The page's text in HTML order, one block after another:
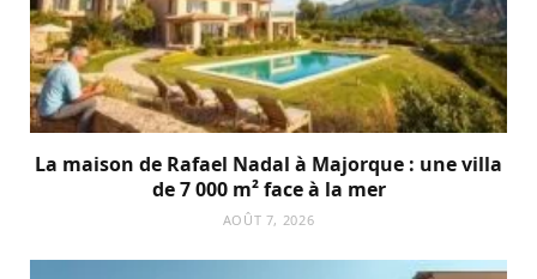
La maison de Rafael Nadal à Majorque : une villa
de 7 000 m² face à la mer
AOÛT 7, 2026